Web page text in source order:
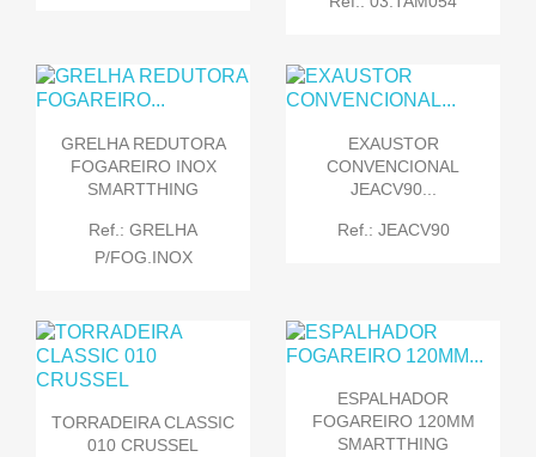
GRELHA REDUTORA
FOGAREIRO INOX
SMARTTHING
Ref.: GRELHA
P/FOG.INOX
EXAUSTOR
CONVENCIONAL
JEACV90...
Ref.: JEACV90
TORRADEIRA CLASSIC
010 CRUSSEL
ESPALHADOR
FOGAREIRO 120MM
SMARTTHING